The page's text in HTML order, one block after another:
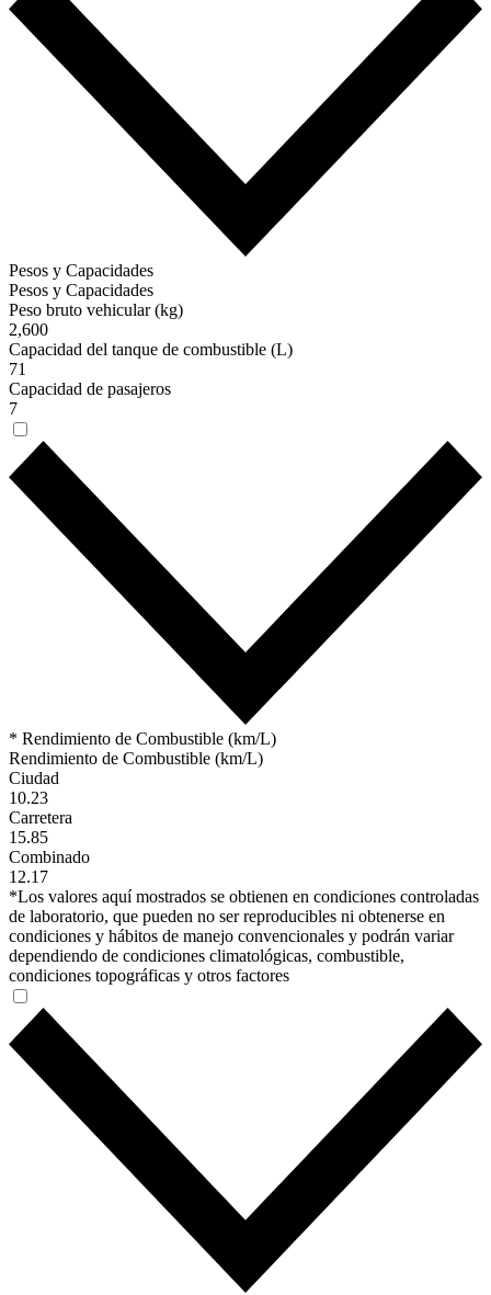
Pesos y Capacidades
Pesos y Capacidades
Peso bruto vehicular (kg)
2,600
Capacidad del tanque de combustible (L)
71
Capacidad de pasajeros
7
* Rendimiento de Combustible (km/L)
Rendimiento de Combustible (km/L)
Ciudad
10.23
Carretera
15.85
Combinado
12.17
*Los valores aquí mostrados se obtienen en condiciones controladas
de laboratorio, que pueden no ser reproducibles ni obtenerse en
condiciones y hábitos de manejo convencionales y podrán variar
dependiendo de condiciones climatológicas, combustible,
condiciones topográficas y otros factores